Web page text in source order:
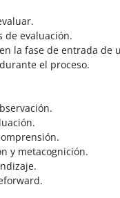
de evaluación.
la fase de entrada de
el proceso.
y metacognición.